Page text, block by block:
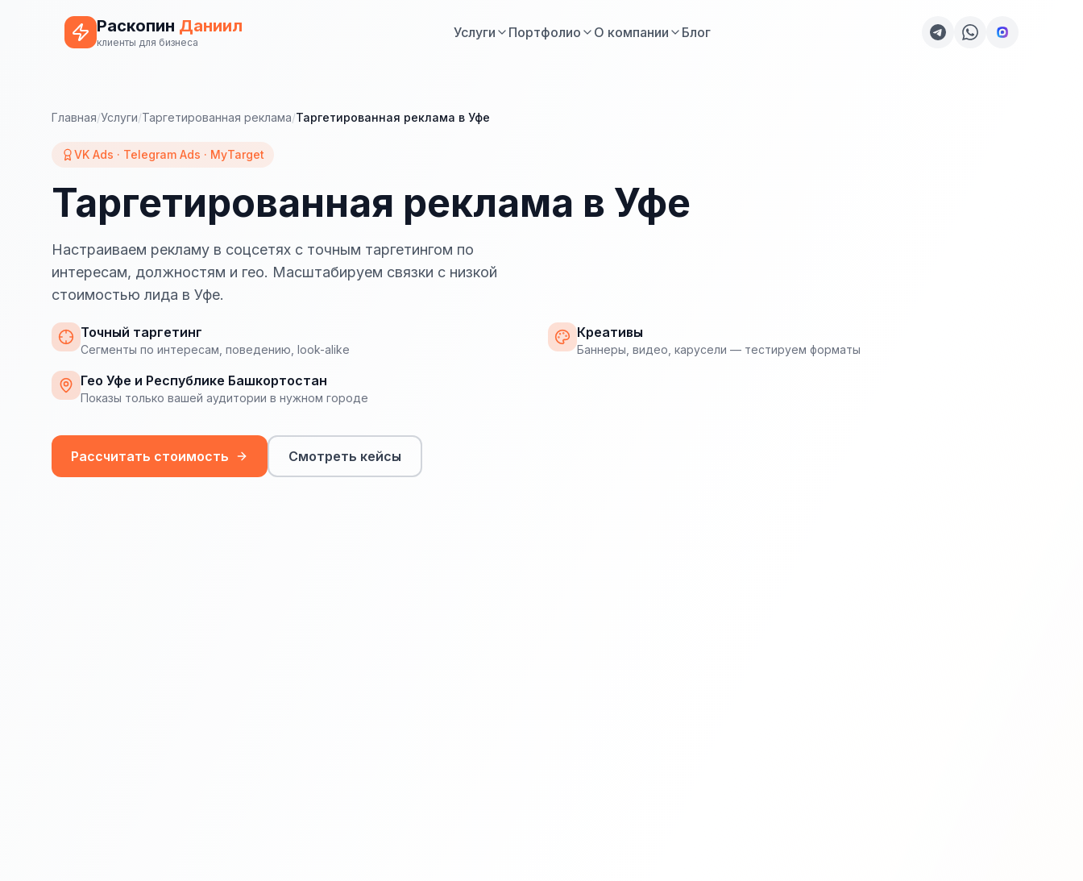
Раскопин Даниил
клиенты для бизнеса
Услуги Портфолио О компании Блог
Главная/Услуги/Таргетированная реклама/Таргетированная реклама в Уфе
VK Ads · Telegram Ads · MyTarget
Таргетированная реклама в Уфе
Настраиваем рекламу в соцсетях с точным таргетингом по
интересам, должностям и гео. Масштабируем связки с низкой
стоимостью лида в Уфе.
Точный таргетинг
Сегменты по интересам, поведению, look-alike
Креативы
Баннеры, видео, карусели — тестируем форматы
Гео Уфе и Республике Башкортостан
Показы только вашей аудитории в нужном городе
Рассчитать стоимость Смотреть кейсы